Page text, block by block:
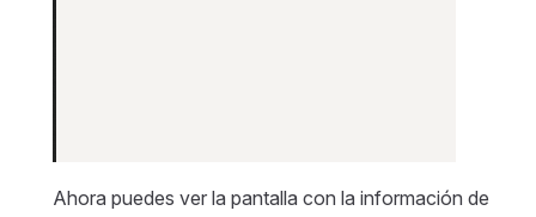
Ahora puedes ver la pantalla con la información de